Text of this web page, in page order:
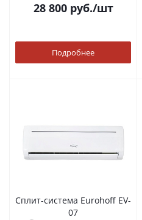
28 800руб./шт
Подробнее
Сплит-система Eurohoff EV-
07